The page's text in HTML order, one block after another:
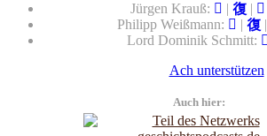
Jürgen Krauß: | |
Philipp Weißmann:
| |
Lord Dominik Schmitt:
Ach unterstützen
Auch hier: